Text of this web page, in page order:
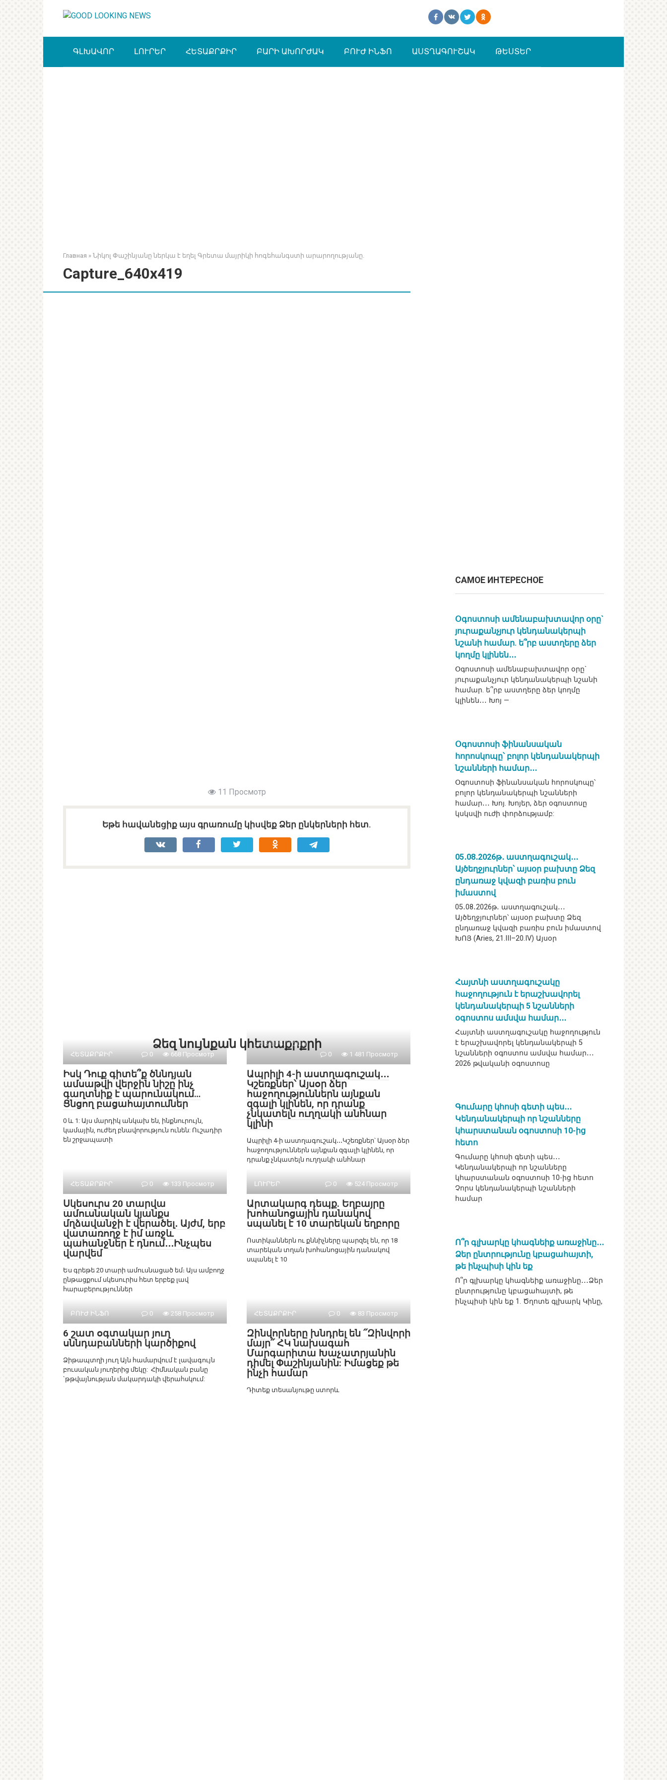
ԳԼԽԱՎՈՐ ԼՈՒՐԵՐ ՀԵՏԱՔՐՔԻՐ ԲԱՐԻ ԱԽՈՐԺԱԿ ԲՈՒԺ ԻՆՖՈ ԱՍՏՂԱԳՈՒՇԱԿ ԹԵՍՏԵՐ
Главная » Նիկոլ Փաշինյանը ներկա է եղել Գրետա մայրիկի հոգեհանգստի արարողությանը.
Capture_640x419
11 Просмотр
Եթե հավանեցիք այս գրառումը կիսվեք Ձեր ընկերների հետ.
Ձեզ նույնքան կհետաքրքրի
ՀԵՏԱՔՐՔԻՐ 0 668 Просмотр
Իսկ Դուք գիտե՞ք ծննդյան
ամսաթվի վերջին նիշը ինչ
գաղտնիք է պարունակում…
Ցնցող բացահայտումներ
0 և 1: Այս մարդիկ անկախ են, ինքնուրույն,
կամային, ուժեղ բնավորություն ունեն: Ուշադիր
են շրջապատի
ԱՍՏՂԱԳՈՒՇԱԿ
0
1 481 Просмотр
Ապրիլի 4-ի աստղագուշակ․․․
Կշեռքներ՝ Այսօր ձեր
հաջողություններն այնքան
զգալի կլինեն, որ դրանք
չնկատելն ուղղակի անհնար
կլինի
Ապրիլի 4-ի աստղագուշակ․․․Կշեռքներ՝ Այսօր ձեր
հաջողություններն այնքան զգալի կլինեն, որ
դրանք չնկատելն ուղղակի անհնար
ՀԵՏԱՔՐՔԻՐ 0 133 Просмотр
Սկեսուրս 20 տարվա
ամուսնական կյանքս
մղձավանջի է վերածել․ Այժմ, երբ
վատառողջ է իմ առջև
պահանջներ է դնում․․․Ինչպես
վարվեմ
Ես գրեթե 20 տարի ամուսնացած եմ։ Այս ամբողջ
ընթացքում սկեսուրիս հետ երբեք լավ
հարաբերություններ
ԼՈՒՐԵՐ 0 524 Просмотр
Արտակարգ դեպք. Եղբայրը
խոհանոցային դանակով
սպանել է 10 տարեկան եղբորը
Ոստիկաններն ու քննիչները պարզել են, որ 18
տարեկան տղան խոհանոցային դանակով
սպանել է 10
ԲՈՒԺ ԻՆՖՈ 0 258 Просмотр
6 շատ օգտակար յուղ
սննդաբանների կարծիքով
Ձիթապտղի յուղ Այն համարվում է լավագույն
բուսական յուղերից մեկը: Հիմնական բանը
`թթվայնության մակարդակի վերահսկում:
ՀԵՏԱՔՐՔԻՐ 0 83 Просмотр
Զինվորները խնդրել են ՛՛Զինվորի
մայր՛՛ ՀԿ նախագահ
Մարգարիտա Խաչատրյանին
դիմել Փաշինյանին: Իմացեք թե
ինչի համար
Դիտեք տեսանյութը ստորև
САМОЕ ИНТЕРЕСНОЕ
Օգոստոսի ամենաբախտավոր օրը`
յուրաքանչյուր կենդանակերպի
նշանի համար. ե՞րբ աստղերը ձեր
կողմը կլինեն․․․
Օգոստոսի ամենաբախտավոր օրը`
յուրաքանչյուր կենդանակերպի նշանի
համար. ե՞րբ աստղերը ձեր կողմը
կլինեն․․․ Խոյ —
Օգոստոսի ֆինանսական
հորոսկոպը՝ բոլոր կենդանակերպի
նշանների համար․․․
Օգոստոսի ֆինանսական հորոսկոպը՝
բոլոր կենդանակերպի նշանների
համար․․․ Խոյ. Խոյեր, ձեր օգոստոսը
կսկսվի ուժի փորձությամբ:
05․08․2026թ․ աստղագուշակ․․․
Այծեղջյուրներ՝ այսօր բախտը Ձեզ
ընդառաջ կվազի բառիս բուն
իմաստով
05․08․2026թ․ աստղագուշակ․․․
Այծեղջյուրներ՝ այսօր բախտը Ձեզ
ընդառաջ կվազի բառիս բուն իմաստով
ԽՈՅ (Aries, 21.III–20.IV) Այսօր
Հայտնի աստղագուշակը
հաջողություն է երաշխավորել
կենդանակերպի 5 նշանների
օգոստոս ամսվա համար․․․
Հայտնի աստղագուշակը հաջողություն
է երաշխավորել կենդանակերպի 5
նշանների օգոստոս ամսվա համար․․․
2026 թվականի օգոստոսը
Գումարը կհոսի գետի պես․․․
Կենդանակերպի որ նշանները
կհարստանան օգոստոսի 10-ից
հետո
Գումարը կհոսի գետի պես․․․
Կենդանակերպի որ նշանները
կհարստանան օգոստոսի 10-ից հետո
Չորս կենդանակերպի նշանների
համար
Ո՞ր գլխարկը կհագնեիք առաջինը․․․
Ձեր ընտրությունը կբացահայտի,
թե ինչպիսի կին եք
Ո՞ր գլխարկը կհագնեիք առաջինը․․․Ձեր
ընտրությունը կբացահայտի, թե
ինչպիսի կին եք 1. Ծղոտե գլխարկ Կինը,